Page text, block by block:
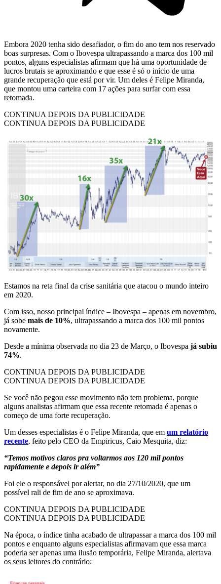
Embora 2020 tenha sido desafiador, o fim do ano tem nos reservado
boas surpresas. Com o Ibovespa ultrapassando a marca dos 100 mil
pontos, alguns especialistas afirmam que há uma oportunidade de
lucros brutais se aproximando e que esse é só o início de uma
grande recuperação que está por vir. Um deles é Felipe Miranda,
que montou uma carteira com 17 ações para surfar com essa
retomada.
CONTINUA DEPOIS DA PUBLICIDADE
CONTINUA DEPOIS DA PUBLICIDADE
Estamos na reta final da crise sanitária que atacou o mundo inteiro
em 2020.
Com isso, nosso principal índice – Ibovespa – apenas em novembro,
já sobe mais de 10%, ultrapassando a marca dos 100 mil pontos
novamente.
Desde a mínima observada no dia 23 de Março, o Ibovespa já subiu
74%.
CONTINUA DEPOIS DA PUBLICIDADE
CONTINUA DEPOIS DA PUBLICIDADE
Se você não pegou esse movimento não tem problema, porque
alguns analistas afirmam que essa recente retomada é apenas o
começo de uma forte recuperação.
Um desses especialistas é o Felipe Miranda, que em um relatório
recente, feito pelo CEO da Empiricus, Caio Mesquita, diz:
“Temos motivos claros pra voltarmos aos 120 mil pontos
rapidamente e depois ir além”
Foi ele o responsável por alertar, no dia 27/10/2020, que um
possível rali de fim de ano se aproximava.
CONTINUA DEPOIS DA PUBLICIDADE
CONTINUA DEPOIS DA PUBLICIDADE
Na época, o índice tinha acabado de ultrapassar a marca dos 100 mil
pontos e enquanto alguns especialistas afirmavam que essa marca
poderia ser apenas uma ilusão temporária, Felipe Miranda, alertava
os seus leitores do contrário: